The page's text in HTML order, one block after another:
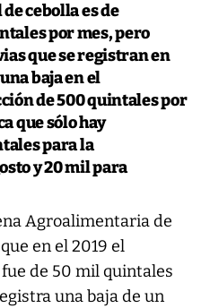
cebolla es de
por mes, pero
que se registran en
baja en el
de 500 quintales por
que sólo hay
para la
y 20 mil para
Agroalimentaria de
en el 2019 el
de 50 mil quintales
una baja de un